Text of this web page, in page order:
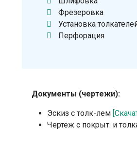
Фрезеровка
Установка
Перфорация
Документы (чертежи):
Эскиз с толк-лем
Чертёж с покрыт. и